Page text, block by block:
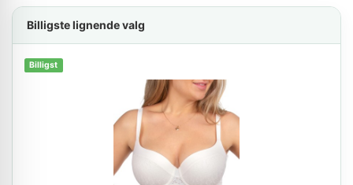
Billigste lignende valg
Billigst